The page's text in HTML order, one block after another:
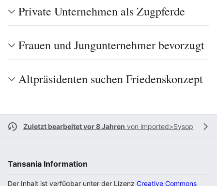
Private Unternehmen als Zugpferde
Frauen und Jungunternehmer bevorzugt
Altpräsidenten suchen Friedenskonzept
Zuletzt bearbeitet vor 8 Jahren von imported>Sysop
Tansania Information
Der Inhalt ist verfügbar unter der Lizenz Creative Commons